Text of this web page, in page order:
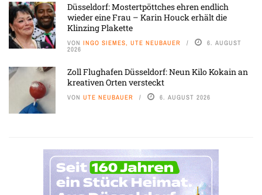
Düsseldorf: Mostertpöttches ehren endlich
wieder eine Frau – Karin Houck erhält die
Klinzing Plakette
VON INGO SIEMES, UTE NEUBAUER 6. AUGUST
2026
Zoll Flughafen Düsseldorf: Neun Kilo Kokain an
kreativen Orten versteckt
VON UTE NEUBAUER 6. AUGUST 2026